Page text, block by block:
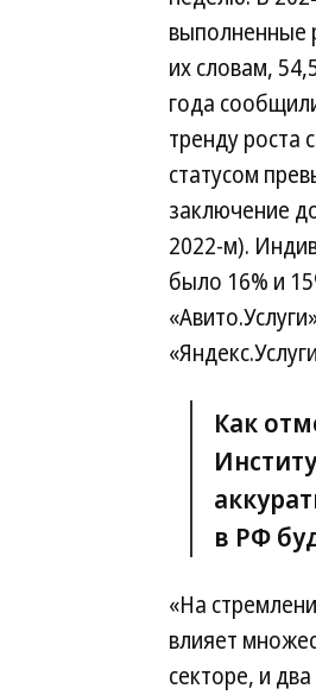
выполненные
их словам,
года
тренду роста
статусом
заключение
2022-м).
было 16% и
Как
в РФ
«На
влияет
секторе, и